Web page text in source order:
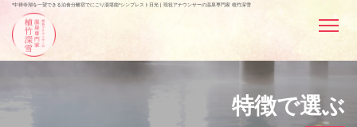
*中禅寺湖を一望できる泊食分離宿でにごり湯堪能*シンプレスト日光 | 現役アナウンサーの温泉専門家 植竹深雪
特徴で選ぶ